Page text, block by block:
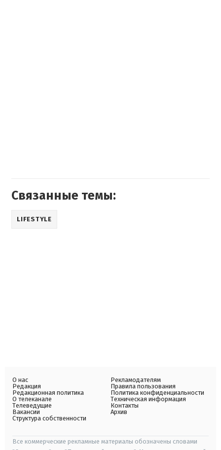
Связанные темы:
LIFESTYLE
О нас
Редакция
Редакционная политика
О телеканале
Телеведущие
Вакансии
Структура собственности
Рекламодателям
Правила пользования
Политика конфиденциальности
Техническая информация
Контакты
Архив
Все коммерческие рекламные материалы обозначены словами